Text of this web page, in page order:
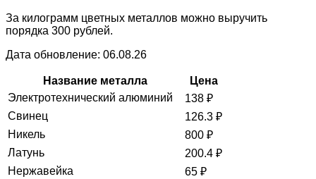
За килограмм цветных металлов можно выручить
порядка 300 рублей.
Дата обновление: 06.08.26
Название металла
Цена
Электротехнический алюминий
138 ₽
Свинец
126.3 ₽
Никель
800 ₽
Латунь
200.4 ₽
Нержавейка
65 ₽